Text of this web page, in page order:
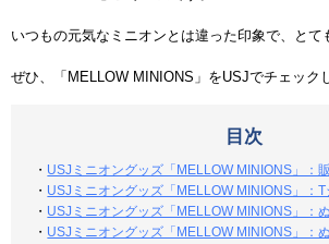
いつもの元気なミニオンとは違った印象で、と
ぜひ、「MELLOW MINIONS」をUSJでチェック
目次
・ USJミニオングッズ「MELLOW MINIONS」：
・ USJミニオングッズ「MELLOW MINIONS」：T
・ USJミニオングッズ「MELLOW MINIONS」：
・ USJミニオングッズ「MELLOW MINIONS」：